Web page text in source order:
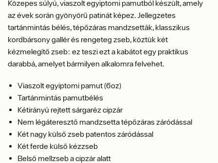
Közepes súlyú, viaszolt egyiptomi pamutból készült, amely
az évek során gyönyörű patinát képez. Jellegzetes
tartánmintás bélés, tépőzáras mandzsetták, klasszikus
kordbársony gallér és rengeteg zseb, köztük két
kézmelegítő zseb: ez teszi ezt a kabátot egy praktikus
darabbá, amelyet bármilyen alkalomra felvehet.
Viaszolt egyiptomi pamut (6oz)
Tartánmintás pamutbélés
Kétirányú rejtett sárgaréz cipzár
Nem légáteresztő mandzsetta tépőzáras záródással
Két nagy külső zseb patentos záródással
Két ferde külső kézzseb
Belső mellzseb a cipzár alatt